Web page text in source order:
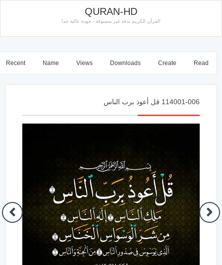
QURAN-HD
القرآن الكريم بدقة غير مسبوقة - جودة عالية جدا
Recent Name Views Downloads Create Read
114001-006 قل أعوذ برب الناس